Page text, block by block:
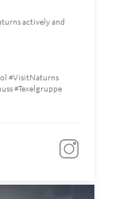
actively and
#VisitNaturns
#Texelgruppe